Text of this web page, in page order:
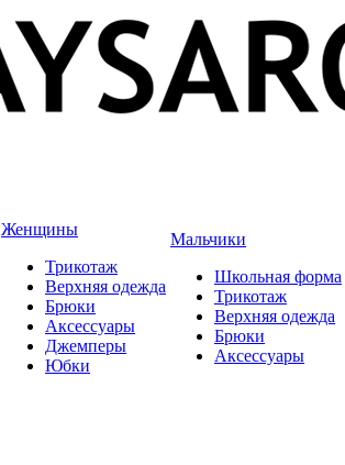
Женщины
Трикотаж
Верхняя одежда
Брюки
Аксессуары
Джемперы
Юбки
Мальчики
Школьная форма
Трикотаж
Верхняя одежда
Брюки
Аксессуары